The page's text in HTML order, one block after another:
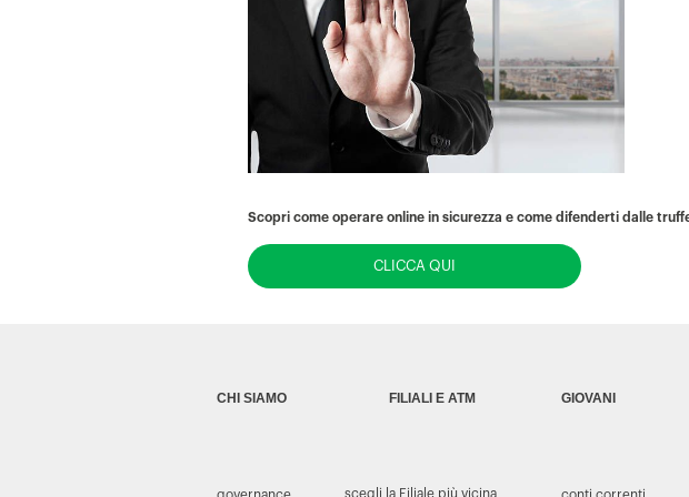
Scopri come operare online in sicurezza e come difenderti dalle
CLICCA QUI
CHI SIAMO FILIALI E ATM
scegli la Filiale più vicina
GIOVANI